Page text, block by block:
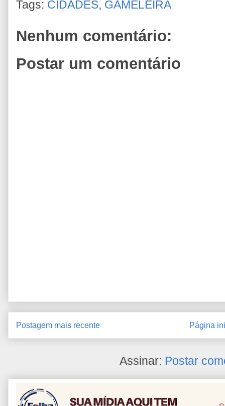
Tags: CIDADES, GAMELEIRA
Nenhum comentário:
Postar um comentário
Postagem mais recente Página
Assinar: Postar